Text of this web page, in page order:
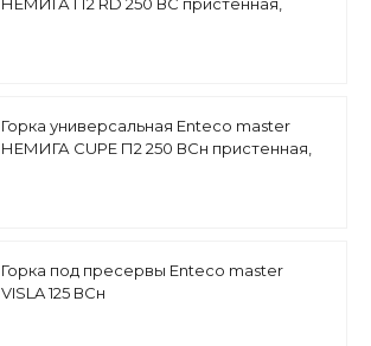
Горка универсальная Enteco master
НЕМИГА CUPE П2 250 ВСн пристенная,
Горка под пресервы Enteco master
VISLA 125 ВСн